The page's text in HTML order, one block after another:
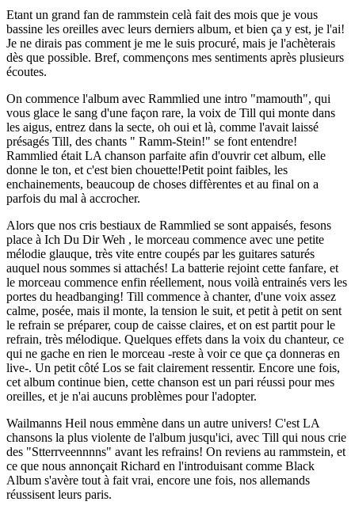
Etant un grand fan de rammstein celà fait des mois que je vous
bassine les oreilles avec leurs derniers album, et bien ça y est, je l'ai!
Je ne dirais pas comment je me le suis procuré, mais je l'achèterais
dès que possible. Bref, commençons mes sentiments après plusieurs
écoutes.
On commence l'album avec Rammlied une intro "mamouth", qui
vous glace le sang d'une façon rare, la voix de Till qui monte dans
les aigus, entrez dans la secte, oh oui et là, comme l'avait laissé
présagés Till, des chants " Ramm-Stein!" se font entendre!
Rammlied était LA chanson parfaite afin d'ouvrir cet album, elle
donne le ton, et c'est bien chouette!Petit point faibles, les
enchainements, beaucoup de choses diffèrentes et au final on a
parfois du mal à accrocher.
Alors que nos cris bestiaux de Rammlied se sont appaisés, fesons
place à Ich Du Dir Weh , le morceau commence avec une petite
mélodie glauque, très vite entre coupés par les guitares saturés
auquel nous sommes si attachés! La batterie rejoint cette fanfare, et
le morceau commence enfin réellement, nous voilà entrainés vers les
portes du headbanging! Till commence à chanter, d'une voix assez
calme, posée, mais il monte, la tension le suit, et petit à petit on sent
le refrain se préparer, coup de caisse claires, et on est partit pour le
refrain, très mélodique. Quelques effets dans la voix du chanteur, ce
qui ne gache en rien le morceau -reste à voir ce que ça donneras en
live-. Un petit côté Los se fait clairement ressentir. Encore une fois,
cet album continue bien, cette chanson est un pari réussi pour mes
oreilles, et je n'ai aucuns problèmes pour l'adopter.
Wailmanns Heil nous emmène dans un autre univers! C'est LA
chansons la plus violente de l'album jusqu'ici, avec Till qui nous crie
des "Stterrveennnns" avant les refrains! On reviens au rammstein, et
ce que nous annonçait Richard en l'introduisant comme Black
Album s'avère tout à fait vrai, encore une fois, nos allemands
réussisent leurs paris.